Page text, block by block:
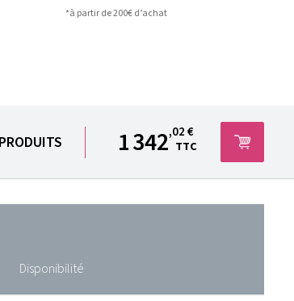
*à partir de 200€ d’achat
1 342,02 €
TTC
Disponibilité